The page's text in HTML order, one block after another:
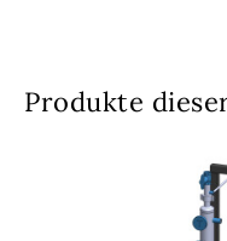
Produkte